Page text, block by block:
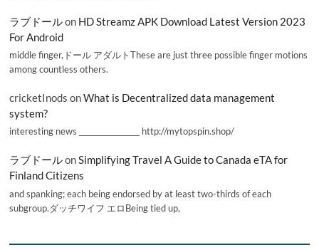
ラブドールon HD Streamz APK Download Latest Version 2023
For Android
middle finger,ドール アダルトThese are just three possible finger motions
among countless others.
cricketInods onWhat is Decentralized data management
system?
interesting news _________________ http://mytopspin.shop/
ラブドールonSimplifying Travel A Guide to Canada eTA for
Finland Citizens
and spanking; each being endorsed by at least two-thirds of each
subgroup.ダッチワイフ エロBeing tied up,